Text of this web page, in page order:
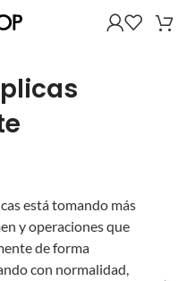
está tomando más
y operaciones que
de forma
con normalidad,